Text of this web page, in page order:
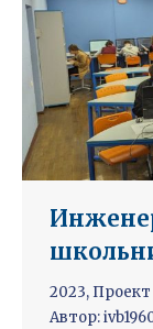
2023, Проект
Автор: